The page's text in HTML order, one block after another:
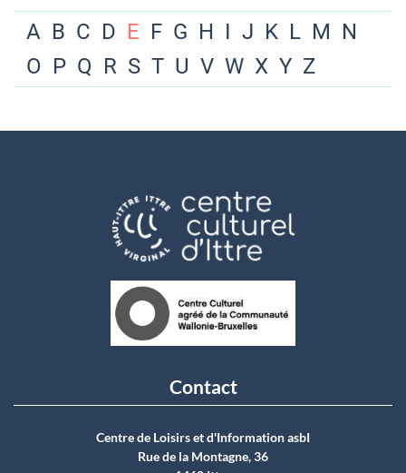
A B C D E F G H I J K L M N
O P Q R S T U V W X Y Z
Contact
Centre de Loisirs et d'Information asbI
Rue de la Montagne, 36